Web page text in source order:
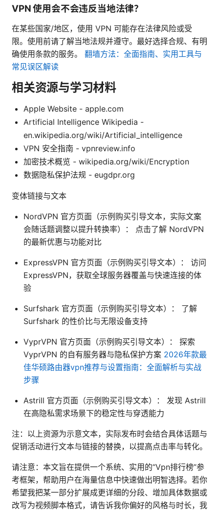
VPN 使用会不会违反当地法律？
在某些国家/地区，使用 VPN 可能存在法律风险或受
限。使用前请了解当地法规并遵守。最好选择合规、有明
确使用条款的服务。 翻墙方法：全面指南、实用工具与
常见误区解读
相关资源与学习材料
Apple Website - apple.com
Artificial Intelligence Wikipedia -
en.wikipedia.org/wiki/Artificial_intelligence
VPN 安全指南 - vpnreview.info
加密技术概览 - wikipedia.org/wiki/Encryption
数据隐私保护法规 - eugdpr.org
变体链接与文本
NordVPN 官方页面（示例购买引导文本，实际文案
会随话题调整以提升转换率）： 点击了解 NordVPN
的最新优惠与功能对比
ExpressVPN 官方页面（示例购买引导文本）： 访问
ExpressVPN，获取全球服务器覆盖与快速连接的体
验
Surfshark 官方页面（示例购买引导文本）： 了解
Surfshark 的性价比与无限设备支持
VyprVPN 官方页面（示例购买引导文本）： 探索
VyprVPN 的自有服务器与隐私保护方案 2026年款最
佳华硕路由器vpn推荐与设置指南：全面解析与实战
步骤
Astrill 官方页面（示例购买引导文本）： 发现 Astrill
在高隐私需求场景下的稳定性与穿透能力
注：以上资源为示意文本，实际发布时会结合具体话题与
促销活动进行文本与链接的替换，以提高点击率与转化。
请注意：本文旨在提供一个系统、实用的“Vpn排行榜”参
考框架，帮助用户在海量信息中快速做出明智选择。若你
希望我把某一部分扩展成更详细的分段、增加具体数据或
改写为视频脚本格式，请告诉我你偏好的风格与时长，我